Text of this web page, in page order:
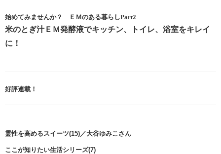
始めてみませんか？ ＥＭのある暮らしPart2
米のとぎ汁ＥＭ発酵液でキッチン、トイレ、浴室をキレイ
に！
好評連載！
霊性を高めるスイーツ(15)／大谷ゆみこさん
ここが知りたい生活シリーズ(7)